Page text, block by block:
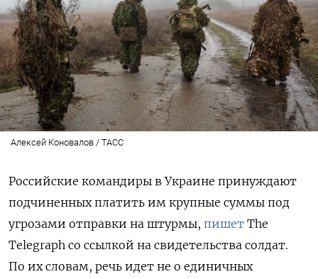
Алексей Коновалов / ТАСС
Российские командиры в Украине принуждают
подчиненных платить им крупные суммы под
угрозами отправки на штурмы, пишет The
Telegraph со ссылкой на свидетельства солдат.
По их словам, речь идет не о единичных